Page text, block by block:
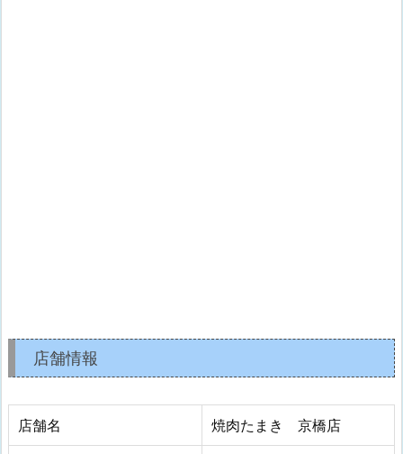
店舗情報
店舗名 焼肉たまき 京橋店